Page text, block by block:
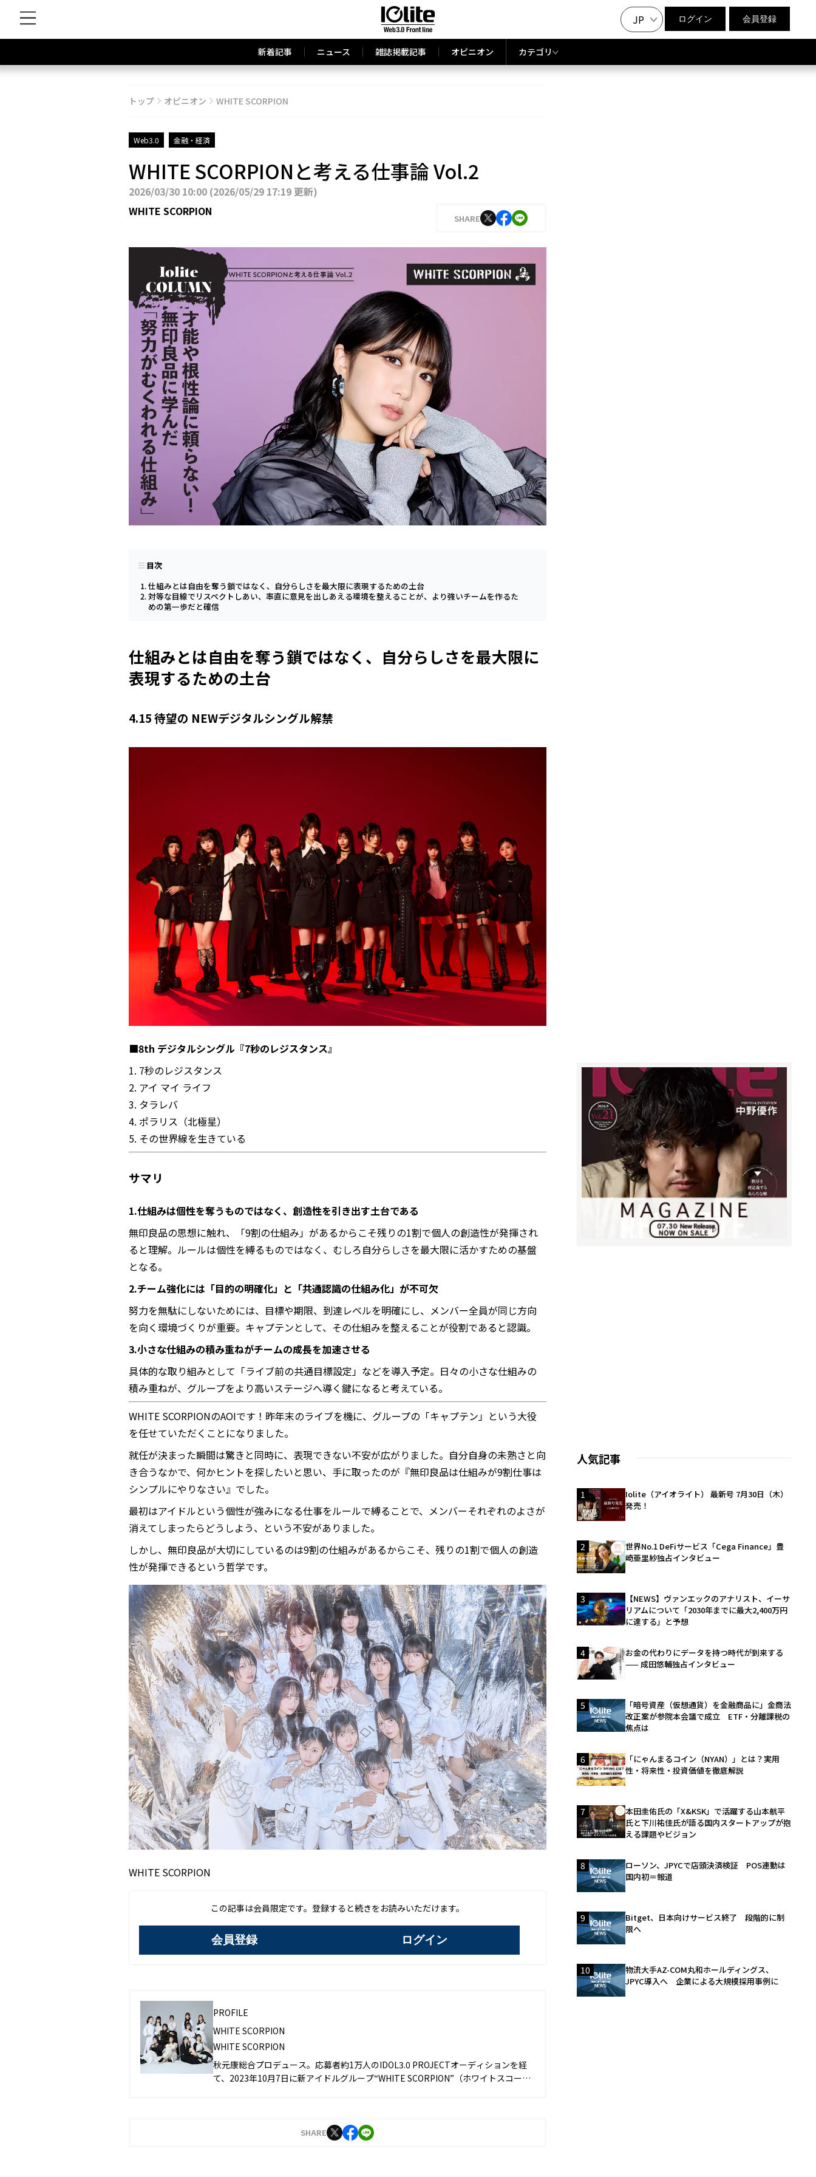
JP ログイン 会員登録
新着記事 ニュース 雑誌掲載記事 オピニオン カテゴリ
トップ オピニオン WHITE SCORPION
Web3.0 金融・経済
WHITE SCORPIONと考える仕事論 Vol.2
2026/03/30 10:00(2026/05/29 17:19 更新)
WHITE SCORPION
SHARE
目次
仕組みとは自由を奪う鎖ではなく、自分らしさを最大限に表現するための土台
対等な目線でリスペクトしあい、率直に意見を出しあえる環境を整えることが、より強いチームを作るた
めの第一歩だと確信
仕組みとは自由を奪う鎖ではなく、自分らしさを最大限に
表現するための土台
4.15 待望の NEWデジタルシングル解禁
■8th デジタルシングル『7秒のレジスタンス』
1. 7秒のレジスタンス
2. アイ マイ ライフ
3. タラレバ
4. ポラリス（北極星）
5. その世界線を生きている
サマリ
1.仕組みは個性を奪うものではなく、創造性を引き出す土台である
無印良品の思想に触れ、「9割の仕組み」があるからこそ残りの1割で個人の創造性が発揮され
ると理解。ルールは個性を縛るものではなく、むしろ自分らしさを最大限に活かすための基盤
となる。
2.チーム強化には「目的の明確化」と「共通認識の仕組み化」が不可欠
努力を無駄にしないためには、目標や期限、到達レベルを明確にし、メンバー全員が同じ方向
を向く環境づくりが重要。キャプテンとして、その仕組みを整えることが役割であると認識。
3.小さな仕組みの積み重ねがチームの成長を加速させる
具体的な取り組みとして「ライブ前の共通目標設定」などを導入予定。日々の小さな仕組みの
積み重ねが、グループをより高いステージへ導く鍵になると考えている。
WHITE SCORPIONのAOIです！昨年末のライブを機に、グループの「キャプテン」という大役
を任せていただくことになりました。
就任が決まった瞬間は驚きと同時に、表現できない不安が広がりました。自分自身の未熟さと向
き合うなかで、何かヒントを探したいと思い、手に取ったのが『無印良品は仕組みが9割仕事は
シンプルにやりなさい』でした。
最初はアイドルという個性が強みになる仕事をルールで縛ることで、メンバーそれぞれのよさが
消えてしまったらどうしよう、という不安がありました。
しかし、無印良品が大切にしているのは9割の仕組みがあるからこそ、残りの1割で個人の創造
性が発揮できるという哲学です。
WHITE SCORPION
この記事は会員限定です。登録すると続きをお読みいただけます。
会員登録 ログイン
PROFILE
WHITE SCORPION
WHITE SCORPION
秋元康総合プロデュース。応募者約1万人のIDOL3.0 PROJECTオーディションを経
て、2023年10月7日に新アイドルグループ“WHITE SCORPION”（ホワイトスコーピ
SHARE
人気記事
1
Iolite（アイオライト） 最新号 7月30日（木）
発売！
2
世界No.1 DeFiサービス「Cega Finance」豊
崎亜里紗独占インタビュー
3
【NEWS】ヴァンエックのアナリスト、イーサ
リアムについて「2030年までに最大2,400万円
に達する」と予想
4
お金の代わりにデータを持つ時代が到来する
—— 成田悠輔独占インタビュー
5
「暗号資産（仮想通貨）を金融商品に」金商法
改正案が参院本会議で成立 ETF・分離課税の
焦点は
6
「にゃんまるコイン（NYAN）」とは？実用
性・将来性・投資価値を徹底解説
7
本田圭佑氏の「X&KSK」で活躍する山本航平
氏と下川祐佳氏が語る国内スタートアップが抱
える課題やビジョン
8
ローソン、JPYCで店頭決済検証 POS連動は
国内初＝報道
9
Bitget、日本向けサービス終了 段階的に制
限へ
10
物流大手AZ-COM丸和ホールディングス、
JPYC導入へ 企業による大規模採用事例に